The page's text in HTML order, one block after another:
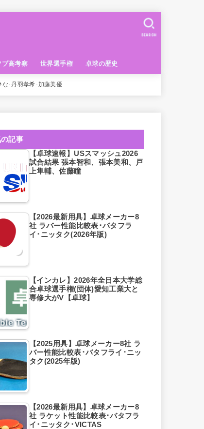
ブ高考察 世界選手権 卓球の歴史
SEARCH
･丹羽孝希･加藤美優
の記事
【卓球速報】USスマッシュ2026
試合結果 張本智和、張本美和、戸
上隼輔、佐藤瞳
【2026最新用具】卓球メーカー8
社 ラバー性能比較表･バタフラ
イ･ニッタク(2026年版)
【インカレ】2026年全日本大学総
合卓球選手権(団体)愛知工業大と
専修大がV【卓球】
【2025用具】卓球メーカー8社 ラ
バー性能比較表･バタフライ･ニッ
タク(2025年版)
【2026最新用具】卓球メーカー8
社 ラケット性能比較表･バタフラ
イ･ニッタク･VICTAS